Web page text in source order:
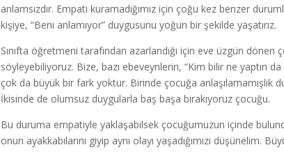
anlamsızdır. Empati kuramadığımız için çoğu kez benzer
kişiye, “Beni anlamıyor” duygusunu yoğun bir şekilde yaşatırız.
Sınıfta öğretmeni tarafından azarlandığı için eve üzgün
söyleyebiliyoruz. Bize, bazı ebeveynlerin, “Kim bilir ne yaptın
çok da büyük bir fark yoktur. Birinde çocuğa anlaşılamamışlık
İkisinde de olumsuz duygularla baş başa bırakıyoruz çocuğu.
Bu duruma empatiyle yaklaşabilsek çocuğumuzun içinde
onun ayakkabılarını giyip aynı olayı yaşadığımızı düşünelim.